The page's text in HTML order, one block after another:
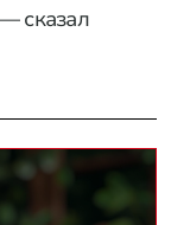
сказал